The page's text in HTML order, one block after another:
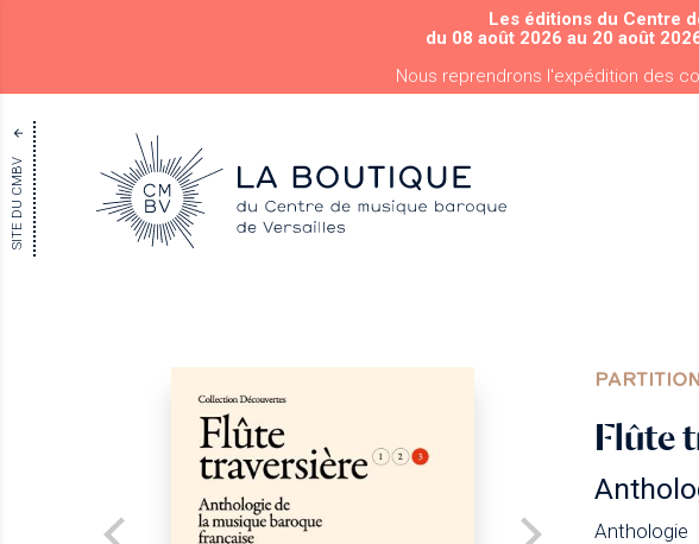
Les éditions du Centre
du 08 août 2026 au 20 août
Nous reprendrons l'expédition des
SITE DU CMBV
Flûte
Anthologie